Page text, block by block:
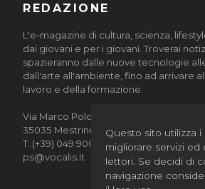
Questo sito utilizza
migliorare servizi ed
lettori. Se decidi di
navigazione
REDAZIONE
L'e-magazine di cultura, scienza,
dai giovani e per i giovani. Troverai
spazieranno dalle nuove tecnologie
dall'arte all'ambiente, fino ad arrivare
lavoro e della formazione.
Via Marco Polo, 10/12
35035 Mestrino (Padova)
T. (+39) 049 9002884
ps@vocalis.it